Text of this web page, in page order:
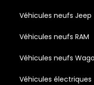
Véhicules neufs Jeep
Véhicules neufs RAM
Véhicules neufs
Véhicules électriques